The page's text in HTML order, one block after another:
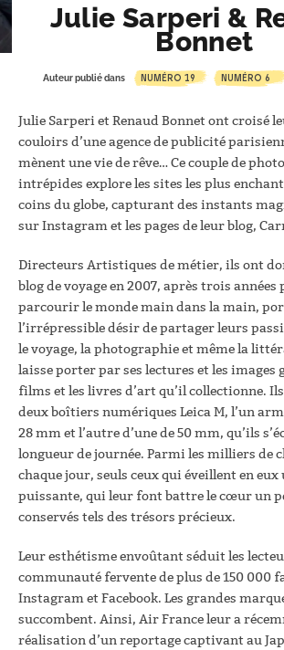
Julie Sarperi &
Bonnet
Auteur publié dans NUMÉRO 19 NUMÉRO 6
Julie Sarperi et Renaud Bonnet ont croisé
couloirs d’une agence de publicité
mènent une vie de rêve… Ce couple de
intrépides explore les sites les plus
coins du globe, capturant des instants
sur Instagram et les pages de leur blog,
Directeurs Artistiques de métier, ils ont
blog de voyage en 2007, après trois années
parcourir le monde main dans la main,
l’irrépressible désir de partager leurs
le voyage, la photographie et même la
laisse porter par ses lectures et les images
films et les livres d’art qu’il collectionne.
deux boîtiers numériques Leica M, l’un
28 mm et l’autre d’une de 50 mm, qu’ils
longueur de journée. Parmi les milliers de
chaque jour, seuls ceux qui éveillent en
puissante, qui leur font battre le cœur un
conservés tels des trésors précieux.
Leur esthétisme envoûtant séduit les
communauté fervente de plus de 150 000
Instagram et Facebook. Les grandes
succombent. Ainsi, Air France leur a
réalisation d’un reportage captivant au